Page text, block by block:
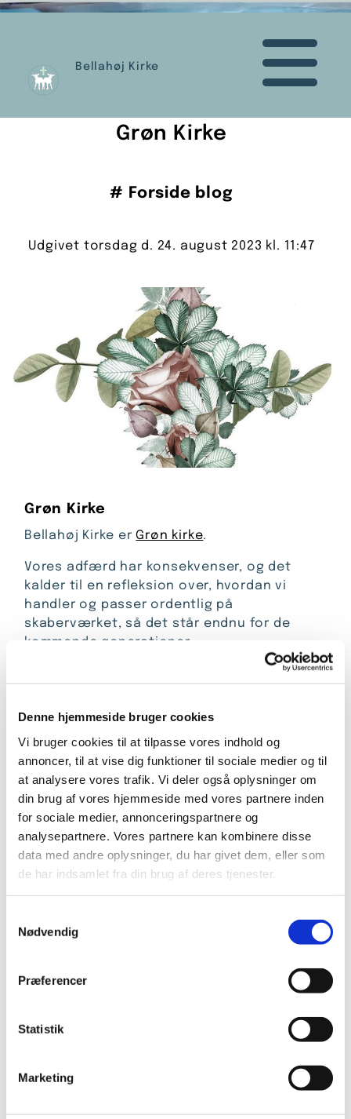
Denne hjemmeside bruger cookies
Vi bruger cookies til at tilpasse vores indhold og
annoncer, til at vise dig funktioner til sociale medier og til
at analysere vores trafik. Vi deler også oplysninger om
din brug af vores hjemmeside med vores partnere inden
for sociale medier, annonceringspartnere og
analysepartnere. Vores partnere kan kombinere disse
data med andre oplysninger, du har givet dem, eller som
de har indsamlet fra din brug af deres tjenester.
Nødvendig
Præferencer
Statistik
Marketing
Bellahøj Kirke
Grøn Kirke
# Forside blog
Udgivet torsdag d. 24. august 2023 kl. 11:47
Grøn Kirke
Bellahøj Kirke erGrøn kirke.
Vores adfærd har konsekvenser, og det
kalder til en refleksion over, hvordan vi
handler og passer ordentlig på
skaberværket, så det står endnu for de
kommende generationer.
Det handler ikke om at moralisere eller om
plads følelsen af ikke at slå til.
Skammen kan være en stærk følelse i
forhold til klimakrisen, fordi mange føler, at
de har et medansvar i en eller anden grad.
Der er brug for håb i klimadepressionen. Vi
bliver handlingslammede, hvis håbet er
ude, og netop derfor har vi brug for at
holde fast i håbet.
Ved at gøre hvad vi kan i hverdagen, er vi
med til at insistere på håbet om, at det er
muligt at gøre fremtiden mere lys for vores
Som Grøn kirke, arbejder vi for en
handling.
efterVild med Vilje